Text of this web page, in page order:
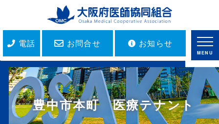
電話 お問合せ お知らせ
MENU
豊中市本町 医療テナント